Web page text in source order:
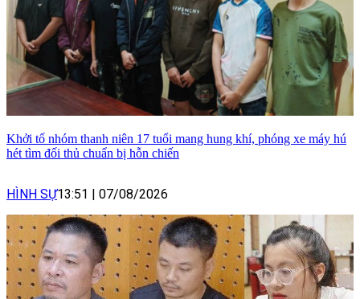
Khởi tố nhóm thanh niên 17 tuổi mang hung khí, phóng xe máy hú
hét tìm đối thủ chuẩn bị hỗn chiến
HÌNH SỰ13:51 07/08/2026